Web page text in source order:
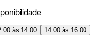
às 14:00
14:00 às 16:00